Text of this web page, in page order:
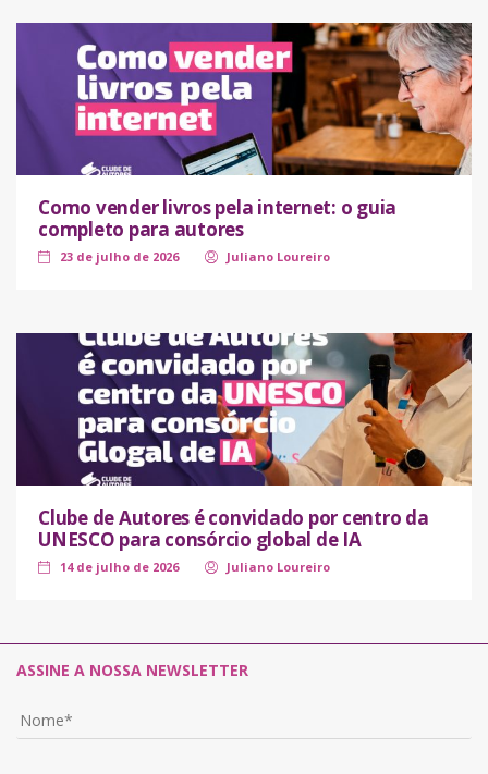
Como vender livros pela internet: o guia
completo para autores
23 de julho de 2026 Juliano Loureiro
Clube de Autores é convidado por centro da
UNESCO para consórcio global de IA
14 de julho de 2026 Juliano Loureiro
ASSINE A NOSSA NEWSLETTER